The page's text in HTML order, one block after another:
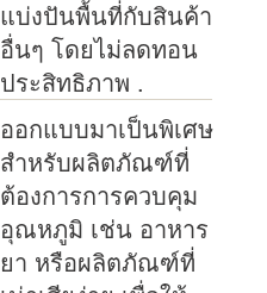
แบ่งปันพื้นที่กับสินค้า
อื่นๆ โดยไม่ลดทอน
ประสิทธิภาพ .
ออกแบบมาเป็นพิเศษ
สําหรับผลิตภัณฑ์ที่
ต้องการการควบคุม
อุณหภูมิ เช่น อาหาร
ยา หรือผลิตภัณฑ์ที่